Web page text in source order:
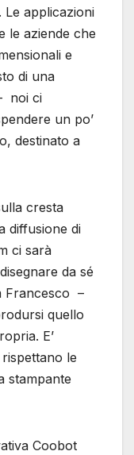
Le applicazioni
le aziende che
e
di una
noi ci
un po’
destinato a
cresta
diffusione di
ci sarà
da sé
Francesco –
quello
E’
le
stampante
Coobot